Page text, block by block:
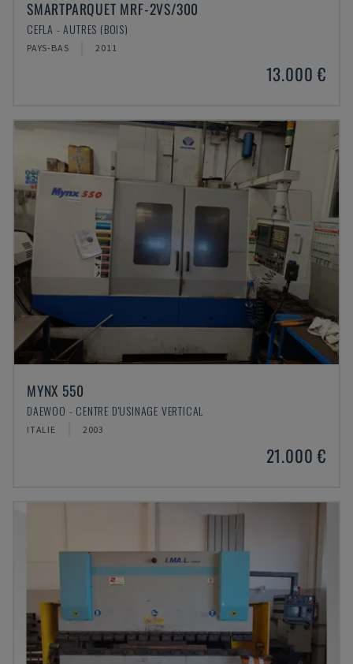
SMARTPARQUET MRF-2VS/300
CEFLA - AUTRES (BOIS)
PAYS-BAS 2011
13.000 €
MYNX 550
DAEWOO - CENTRE D'USINAGE VERTICAL
ITALIE 2003
21.000 €